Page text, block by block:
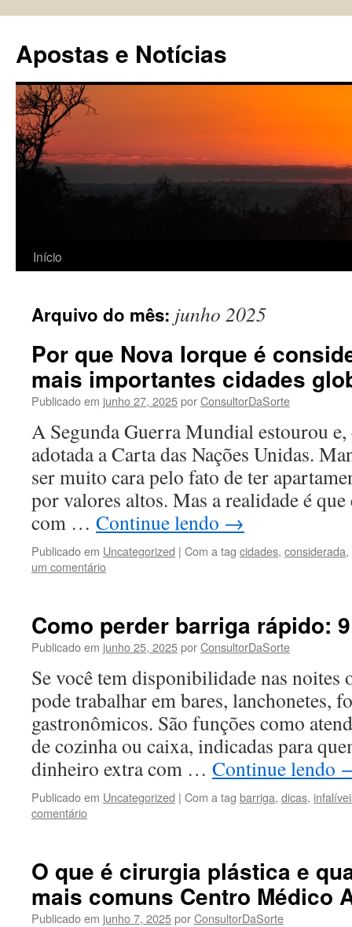
conteúdo
Apostas e Notícias
Início
Arquivo do mês: junho 2025
Por que Nova Iorque é
mais importantes cidades
Publicado em junho 27, 2025porConsultorDaSorte
A Segunda Guerra Mundial estourou
adotada a Carta das Nações Unidas.
ser muito cara pelo fato de ter
por valores altos. Mas a realidade é
com … Continue lendo →
Publicado em Uncategorized | Com a tag cidades, considerada,
um comentário
Como perder barriga rápido:
Publicado em junho 25, 2025porConsultorDaSorte
Se você tem disponibilidade nas noites
pode trabalhar em bares, lanchonetes,
gastronômicos. São funções como
de cozinha ou caixa, indicadas para
dinheiro extra com … Continue lendo
Publicado em Uncategorized | Com a tag barriga, dicas,
comentário
O que é cirurgia plástica e
mais comuns Centro Médico
Publicado em junho 7, 2025porConsultorDaSorte